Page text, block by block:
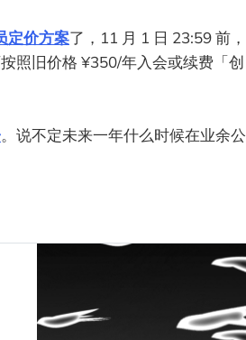
定价方案了，11 月 1 日 23:59 前，
照旧价格 ¥350/年入会或续费「创
。说不定未来一年什么时候在业余公